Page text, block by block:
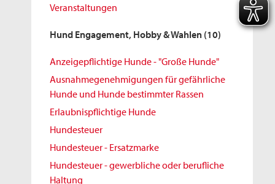
Veranstaltungen
Hund Engagement, Hobby & Wahlen (10)
Anzeigepflichtige Hunde - "Große Hunde"
Ausnahmegenehmigungen für gefährliche
Hunde und Hunde bestimmter Rassen
Erlaubnispflichtige Hunde
Hundesteuer
Hundesteuer - Ersatzmarke
Hundesteuer - gewerbliche oder berufliche
Haltung